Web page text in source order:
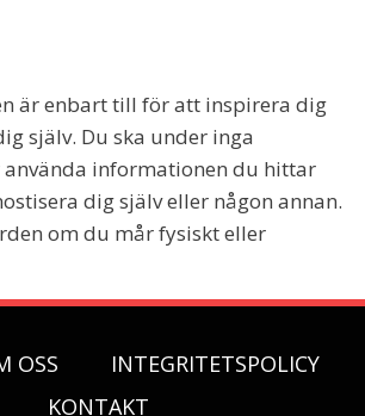
är enbart till för att inspirera dig
själv. Du ska under inga
informationen du hittar
dig själv eller någon annan.
om du mår fysiskt eller
OSS
INTEGRITETSPOLICY
KONTAKT